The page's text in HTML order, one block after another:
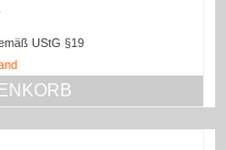
UStG §19